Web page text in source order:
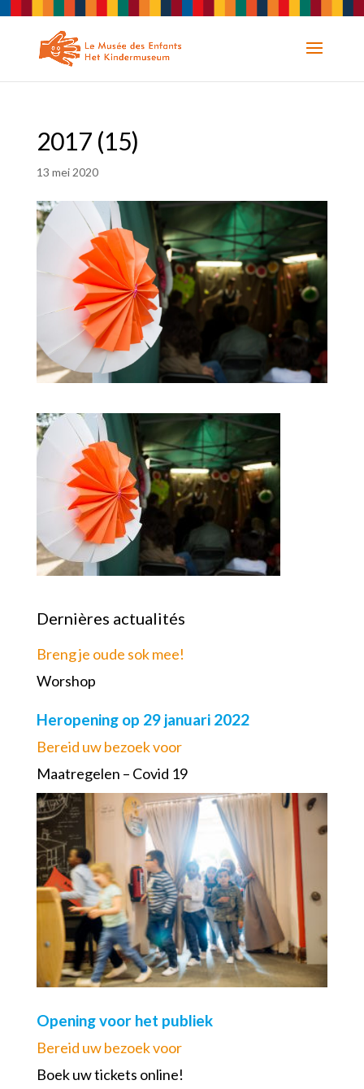
2017 (15)
13 mei 2020
Dernières actualités
Breng je oude sok mee!
Worshop
Heropening op 29 januari 2022
Bereid uw bezoek voor
Maatregelen – Covid 19
Opening voor het publiek
Bereid uw bezoek voor
Boek uw tickets online!